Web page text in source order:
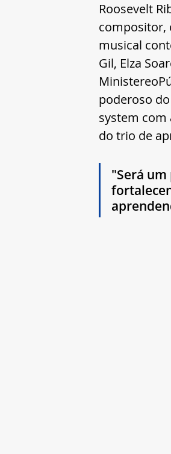
Roosevelt
compositor,
musical
Gil, Elza
poderoso
system com
do trio de
"Será um